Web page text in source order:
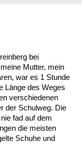
bei
Mutter, mein
war es 1 Stunde
Länge des Weges
verschiedenen
der Schulweg. Die
fad auf dem
die meisten
Schuhe und